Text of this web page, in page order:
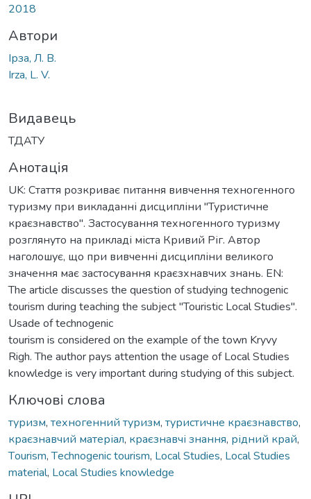
2018
Автори
Ірза, Л. В.
Irza, L. V.
Видавець
ТДАТУ
Анотація
UK: Стаття розкриває питання вивчення техногенного
туризму при викладанні дисципліни "Туристичне
краєзнавство". Застосування техногенного туризму
розглянуто на прикладі міста Кривий Ріг. Автор
наголошує, що при вивченні дисципліни великого
значення має застосування краєзхнавчих знань. EN:
The article discusses the question of studying technogenic
tourism during teaching the subject "Touristic Local Studies".
Usade of technogenic
tourism is considered on the example of the town Kryvy
Righ. The author pays attention the usage of Local Studies
knowledge is very important during studying of this subject.
Ключові слова
туризм, техногенний туризм, туристичне краєзнавство,
краєзнавчий матеріал, краєзнавчі знання, рідний край,
Тourism,Тechnogenic tourism, Local Studies, Local Studies
material, Local Studies knowledge